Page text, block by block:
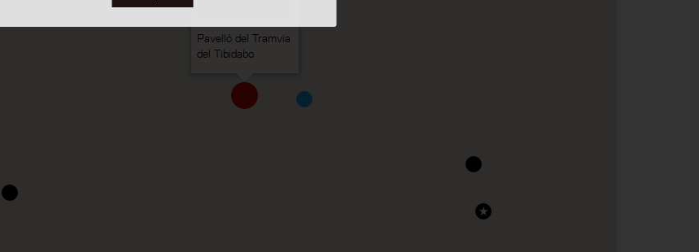
Pavelló del Tramvia
del Tibidabo